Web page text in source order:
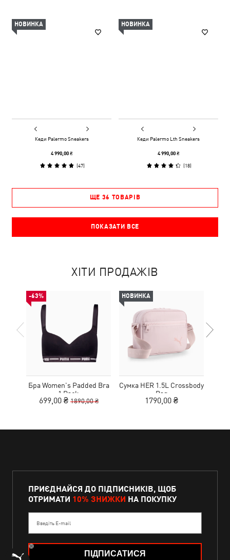
НОВИНКА
Кеди Palermo Sneakers
4 990,00 ₴
(47)
НОВИНКА
Кеди Palermo Lth Sneakers
4 990,00 ₴
(18)
ЩЕ 36 ТОВАРІВ
ПОКАЗАТИ ВСЕ
ХІТИ ПРОДАЖІВ
-63%
Бра Women's Padded Bra
1 Pack
699,00 ₴ 1890,00 ₴
НОВИНКА
Сумка HER 1.5L Crossbody
Bag
1790,00 ₴
ПРИЄДНАЙСЯ ДО ПІДПИСНИКІВ, ЩОБ
ОТРИМАТИ 10% ЗНИЖКИ НА ПОКУПКУ
Введіть E-mail
ПІДПИСАТИСЯ